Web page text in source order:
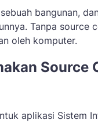
bangunan,
Tanpa
oleh komputer.
Source
aplikasi Sistem